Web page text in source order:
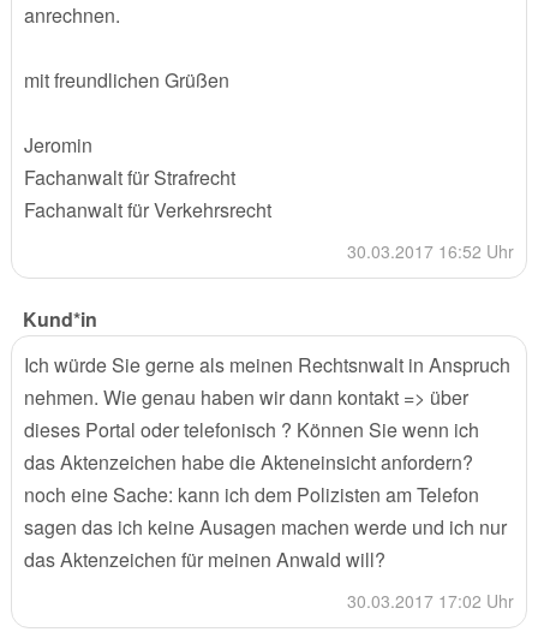
anrechnen.
mit freundlichen Grüßen
Jeromin
Fachanwalt für Strafrecht
Fachanwalt für Verkehrsrecht
30.03.2017 16:52 Uhr
Kund*in
Ich würde Sie gerne als meinen Rechtsnwalt in Anspruch
nehmen. Wie genau haben wir dann kontakt => über
dieses Portal oder telefonisch ? Können Sie wenn ich
das Aktenzeichen habe die Akteneinsicht anfordern?
noch eine Sache: kann ich dem Polizisten am Telefon
sagen das ich keine Ausagen machen werde und ich nur
das Aktenzeichen für meinen Anwald will?
30.03.2017 17:02 Uhr